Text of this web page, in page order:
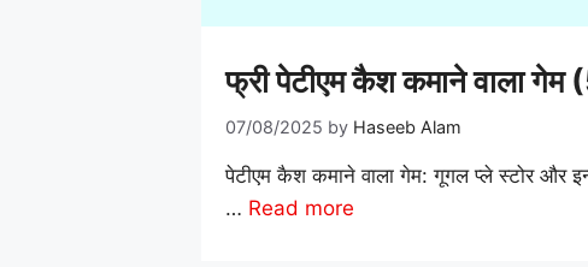
फ्री पेटीएम कैश कमाने वाला
07/08/2025 by Haseeb Alam
पेटीएम कैश कमाने वाला गेम: गूगल प्ले स्टोर और
… Read more